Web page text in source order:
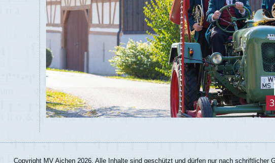
Copyright MV Aichen 2026. Alle Inhalte sind geschützt und dürfen nur nach schriftlicher